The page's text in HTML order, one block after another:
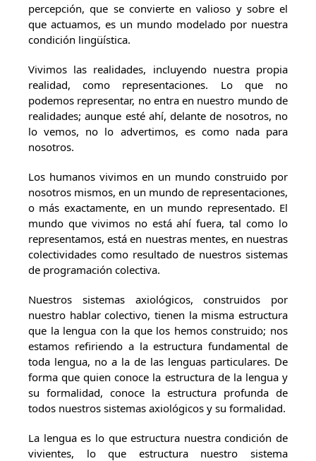
percepción, que se convierte en valioso y sobre el
que actuamos, es un mundo modelado por nuestra
condición lingüística.
Vivimos las realidades, incluyendo nuestra propia
realidad, como representaciones. Lo que no
podemos representar, no entra en nuestro mundo de
realidades; aunque esté ahí, delante de nosotros, no
lo vemos, no lo advertimos, es como nada para
nosotros.
Los humanos vivimos en un mundo construido por
nosotros mismos, en un mundo de representaciones,
o más exactamente, en un mundo representado. El
mundo que vivimos no está ahí fuera, tal como lo
representamos, está en nuestras mentes, en nuestras
colectividades como resultado de nuestros sistemas
de programación colectiva.
Nuestros sistemas axiológicos, construidos por
nuestro hablar colectivo, tienen la misma estructura
que la lengua con la que los hemos construido; nos
estamos refiriendo a la estructura fundamental de
toda lengua, no a la de las lenguas particulares. De
forma que quien conoce la estructura de la lengua y
su formalidad, conoce la estructura profunda de
todos nuestros sistemas axiológicos y su formalidad.
La lengua es lo que estructura nuestra condición de
vivientes, lo que estructura nuestro sistema